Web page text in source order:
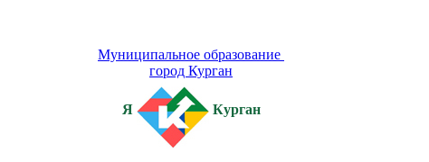
Муниципальное образование
город Курган
Я Курган